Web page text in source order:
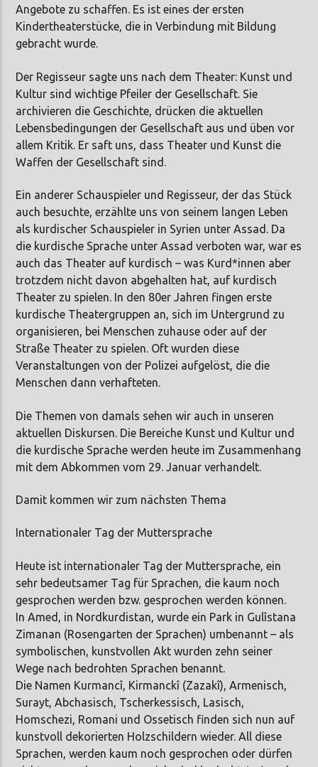
Angebote zu schaffen. Es ist eines der ersten
Kindertheaterstücke, die in Verbindung mit Bildung
gebracht wurde.
Der Regisseur sagte uns nach dem Theater: Kunst und
Kultur sind wichtige Pfeiler der Gesellschaft. Sie
archivieren die Geschichte, drücken die aktuellen
Lebensbedingungen der Gesellschaft aus und üben vor
allem Kritik. Er saft uns, dass Theater und Kunst die
Waffen der Gesellschaft sind.
Ein anderer Schauspieler und Regisseur, der das Stück
auch besuchte, erzählte uns von seinem langen Leben
als kurdischer Schauspieler in Syrien unter Assad. Da
die kurdische Sprache unter Assad verboten war, war es
auch das Theater auf kurdisch – was Kurd*innen aber
trotzdem nicht davon abgehalten hat, auf kurdisch
Theater zu spielen. In den 80er Jahren fingen erste
kurdische Theatergruppen an, sich im Untergrund zu
organisieren, bei Menschen zuhause oder auf der
Straße Theater zu spielen. Oft wurden diese
Veranstaltungen von der Polizei aufgelöst, die die
Menschen dann verhafteten.
Die Themen von damals sehen wir auch in unseren
aktuellen Diskursen. Die Bereiche Kunst und Kultur und
die kurdische Sprache werden heute im Zusammenhang
mit dem Abkommen vom 29. Januar verhandelt.
Damit kommen wir zum nächsten Thema
Internationaler Tag der Muttersprache
Heute ist internationaler Tag der Muttersprache, ein
sehr bedeutsamer Tag für Sprachen, die kaum noch
gesprochen werden bzw. gesprochen werden können.
In Amed, in Nordkurdistan, wurde ein Park in Gulîstana
Zimanan (Rosengarten der Sprachen) umbenannt – als
symbolischen, kunstvollen Akt wurden zehn seiner
Wege nach bedrohten Sprachen benannt.
Die Namen Kurmancî, Kirmanckî (Zazakî), Armenisch,
Surayt, Abchasisch, Tscherkessisch, Lasisch,
Homschezi, Romani und Ossetisch finden sich nun auf
kunstvoll dekorierten Holzschildern wieder. All diese
Sprachen, werden kaum noch gesprochen oder dürfen